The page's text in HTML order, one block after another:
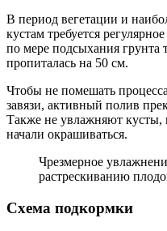
В период вегетации и
кустам требуется
по мере подсыхания грунта
пропиталась на 50 см.
Чтобы не помешать
завязи, активный полив
Также не увлажняют кусты,
начали окрашиваться.
Чрезмерное
растрескиванию
Схема подкормки